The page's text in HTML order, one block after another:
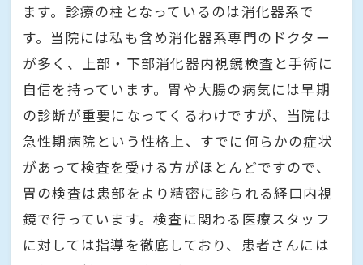
ます。診療の柱となっているのは消化器系で
す。当院には私も含め消化器系専門のドクター
が多く、上部・下部消化器内視鏡検査と手術に
自信を持っています。胃や大腸の病気には早期
の診断が重要になってくるわけですが、当院は
急性期病院という性格上、すでに何らかの症状
があって検査を受ける方がほとんどですので、
胃の検査は患部をより精密に診られる経口内視
鏡で行っています。検査に関わる医療スタッフ
に対しては指導を徹底しており、患者さんには